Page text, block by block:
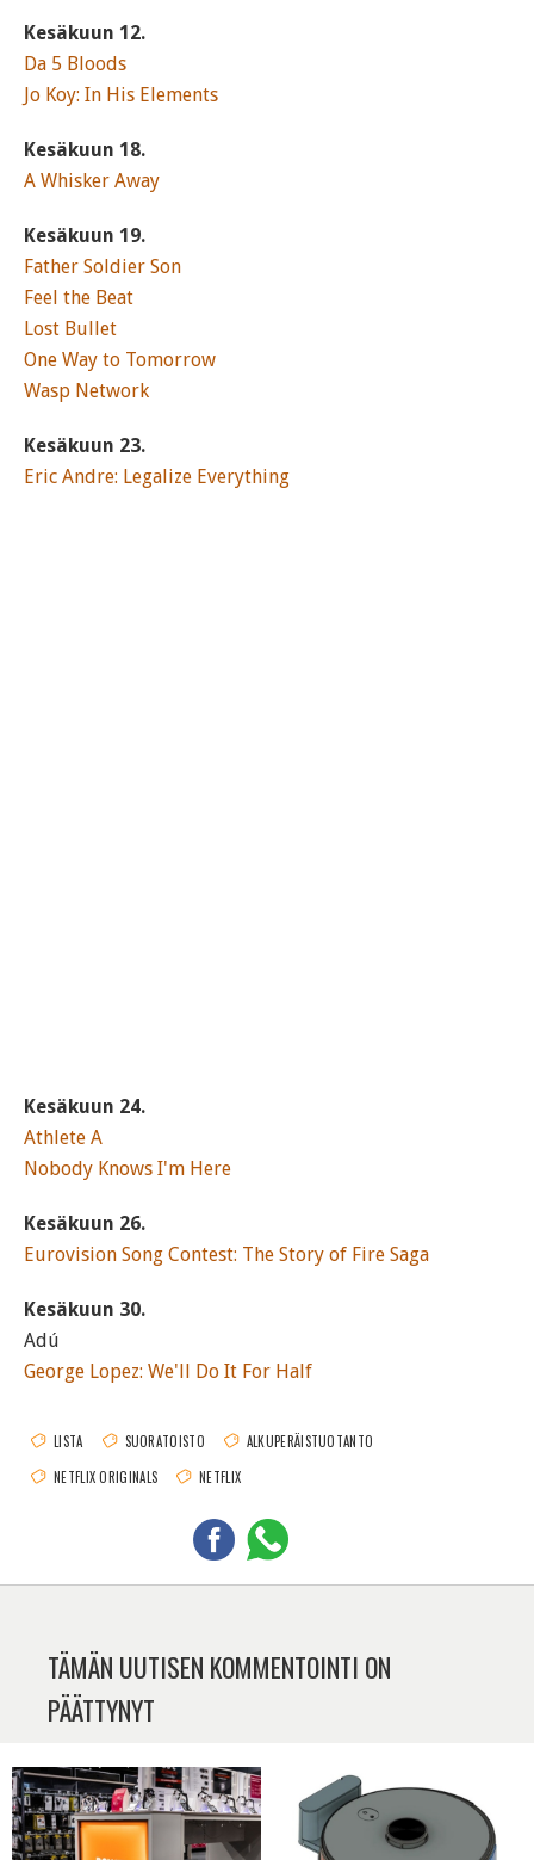
Kesäkuun 12.
Da 5 Bloods
Jo Koy: In His Elements
Kesäkuun 18.
A Whisker Away
Kesäkuun 19.
Father Soldier Son
Feel the Beat
Lost Bullet
One Way to Tomorrow
Wasp Network
Kesäkuun 23.
Eric Andre: Legalize Everything
Kesäkuun 24.
Athlete A
Nobody Knows I'm Here
Kesäkuun 26.
Eurovision Song Contest: The Story of Fire Saga
Kesäkuun 30.
Adú
George Lopez: We'll Do It For Half
LISTA SUORATOISTO
ALKUPERÄISTUOTANTO
NETFLIX ORIGINALS
NETFLIX
TÄMÄN UUTISEN KOMMENTOINTI ON
PÄÄTTYNYT